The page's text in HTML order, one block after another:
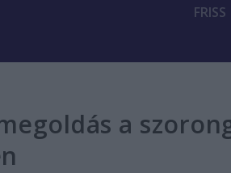
FRISS
a